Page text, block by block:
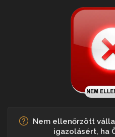
Nem ellenőrzött
igazolásért, ha